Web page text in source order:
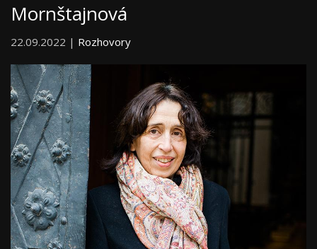
Mornštajnová
22.09.2022 | Rozhovory